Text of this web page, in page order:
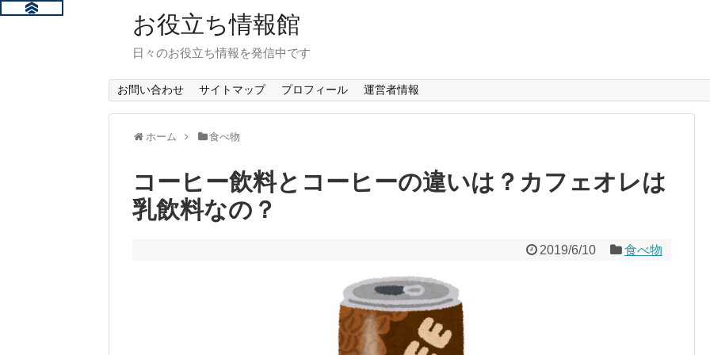
お役立ち情報館
日々のお役立ち情報を発信中です
お問い合わせ サイトマップ プロフィール 運営者情報
ホーム 食べ物
コーヒー飲料とコーヒーの違いは？カフェオレは
乳飲料なの？
2019/6/10 食べ物